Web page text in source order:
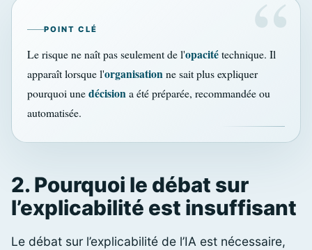
POINT CLÉ
Le risque ne naît pas seulement de l'opacitétechnique. Il
apparaît lorsque l'organisationne sait plus expliquer
pourquoi unedécisiona été préparée, recommandée ou
automatisée.
2. Pourquoi le débat sur
l’explicabilité est insuffisant
Le débat sur l’explicabilité de l’IA est nécessaire,